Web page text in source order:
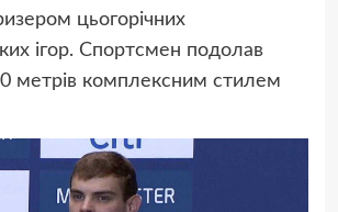
цьогорічних
ігор. Спортсмен подолав
метрів комплексним стилем